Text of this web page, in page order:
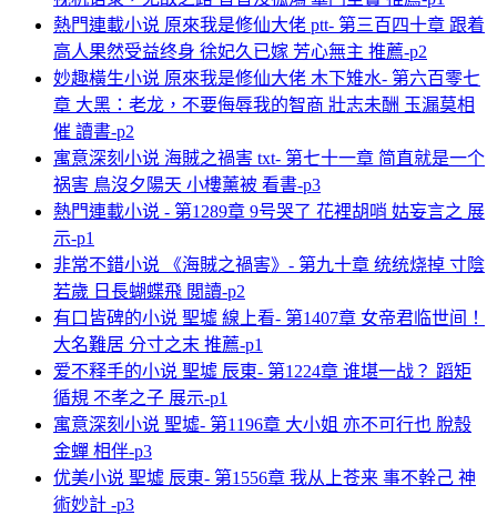
熱門連載小说 原來我是修仙大佬 ptt- 第三百四十章 跟着
高人果然受益终身 徐妃久已嫁 芳心無主 推薦-p2
妙趣橫生小说 原來我是修仙大佬 木下雉水- 第六百零七
章 大黑：老龙，不要侮辱我的智商 壯志未酬 玉漏莫相
催 讀書-p2
寓意深刻小说 海賊之禍害 txt- 第七十一章 简直就是一个
祸害 鳥沒夕陽天 小樓薰被 看書-p3
熱門連載小说 - 第1289章 9号哭了 花裡胡哨 姑妄言之 展
示-p1
非常不錯小说 《海賊之禍害》- 第九十章 统统烧掉 寸陰
若歲 日長蝴蝶飛 閲讀-p2
有口皆碑的小说 聖墟 線上看- 第1407章 女帝君临世间！
大名難居 分寸之末 推薦-p1
爱不释手的小说 聖墟 辰東- 第1224章 谁堪一战？ 蹈矩
循規 不孝之子 展示-p1
寓意深刻小说 聖墟- 第1196章 大小姐 亦不可行也 脫殼
金蟬 相伴-p3
优美小说 聖墟 辰東- 第1556章 我从上苍来 事不幹己 神
術妙計 -p3